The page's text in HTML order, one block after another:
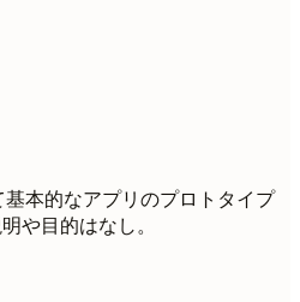
本的なアプリのプロトタイプ
や目的はなし。